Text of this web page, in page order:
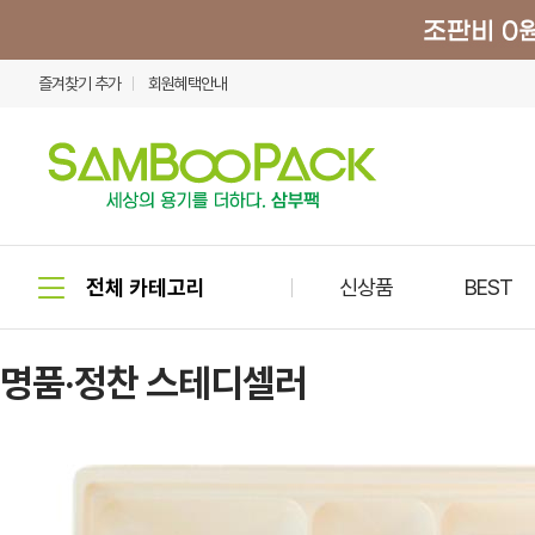
즐겨찾기 추가 회원혜택안내
신상품 BEST
명품·정찬 스테디셀러